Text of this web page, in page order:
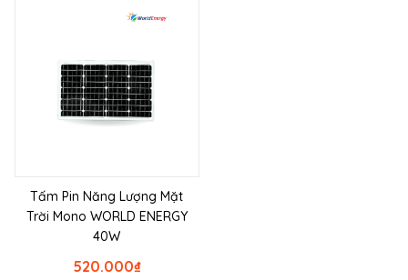
Tấm Pin Năng Lượng Mặt
Trời Mono WORLD ENERGY
40W
₫
520.000